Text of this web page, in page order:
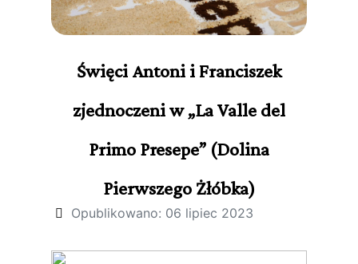
Święci Antoni i Franciszek
zjednoczeni w „La Valle del
Primo Presepe” (Dolina
Pierwszego Żłóbka)
Opublikowano: 06 lipiec 2023